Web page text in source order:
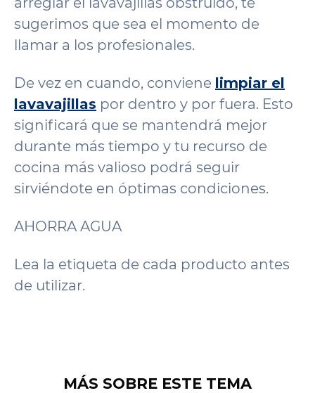
sugerimos que sea el momento de
llamar a los profesionales.
De vez en cuando, conviene limpiar el
lavavajillas por dentro y por fuera. Esto
significará que se mantendrá mejor
durante más tiempo y tu recurso de
cocina más valioso podrá seguir
sirviéndote en óptimas condiciones.
AHORRA AGUA
Lea la etiqueta de cada producto antes
de utilizar.
MÁS SOBRE ESTE TEMA